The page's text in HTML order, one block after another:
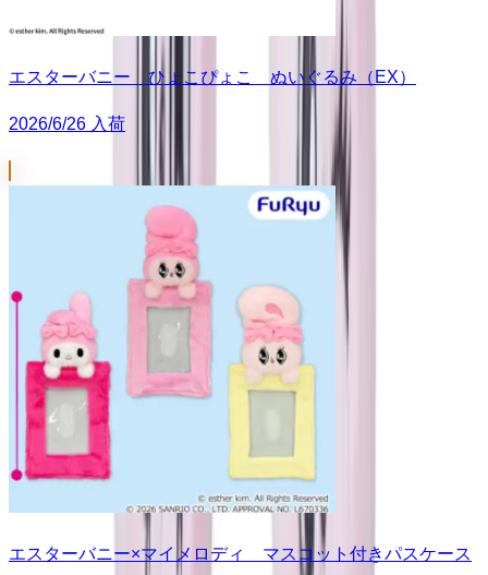
エスターバニー ひょこぴょこ ぬいぐるみ（EX）
2026/6/26 入荷
エスターバニー×マイメロディ マスコット付きパスケース